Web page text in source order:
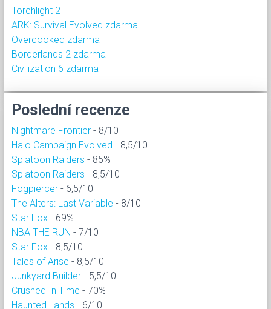
Torchlight 2
ARK: Survival Evolved zdarma
Overcooked zdarma
Borderlands 2 zdarma
Civilization 6 zdarma
Poslední recenze
Nightmare Frontier - 8/10
Halo Campaign Evolved - 8,5/10
Splatoon Raiders - 85%
Splatoon Raiders - 8,5/10
Fogpiercer - 6,5/10
The Alters: Last Variable - 8/10
Star Fox - 69%
NBA THE RUN - 7/10
Star Fox - 8,5/10
Tales of Arise - 8,5/10
Junkyard Builder - 5,5/10
Crushed In Time - 70%
Haunted Lands - 6/10